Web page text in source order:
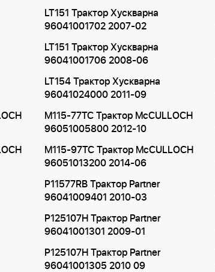
LT151 Трактор Хускварна
96041001702 2007-02
LT151 Трактор Хускварна
96041001706 2008-06
LT154 Трактор Хускварна
96041024000 2011-09
M115-77TC Трактор McCULLOCH
96051005800 2012-10
M115-97TC Трактор McCULLOCH
96051013200 2014-06
P11577RB Трактор Partner
96041009401 2010-03
P125107H Трактор Partner
96041001301 2009-01
P125107H Трактор Partner
96041001305 2010 09